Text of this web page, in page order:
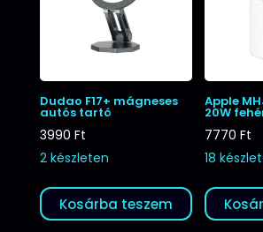
Dudao F17+ mágneses
autós tartó
3990 Ft
2 készleten
Kosárba teszem
Apple
20W
7770Ft
18